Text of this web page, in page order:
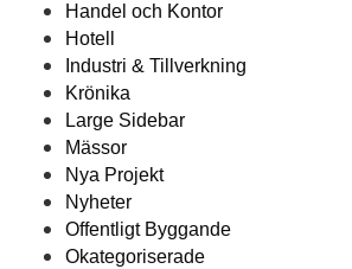
Handel och Kontor
Hotell
Industri & Tillverkning
Krönika
Large Sidebar
Mässor
Nya Projekt
Nyheter
Offentligt Byggande
Okategoriserade